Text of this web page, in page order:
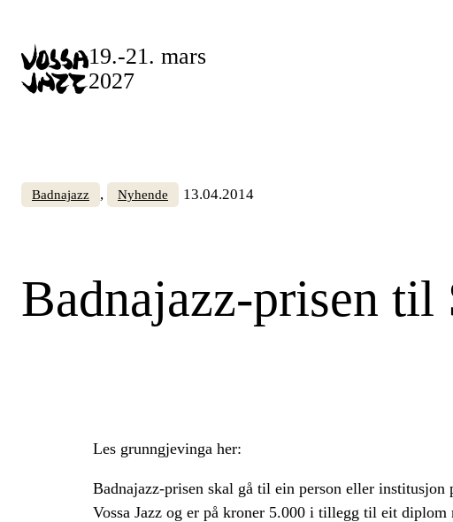
content
19.-21. mars
2027
Badnajazz , Nyhende 13.04.2014
Badnajazz-prisen
Les grunngjevinga her:
Badnajazz-prisen skal gå til ein person eller
Vossa Jazz og er på kroner 5.000 i tillegg til eit